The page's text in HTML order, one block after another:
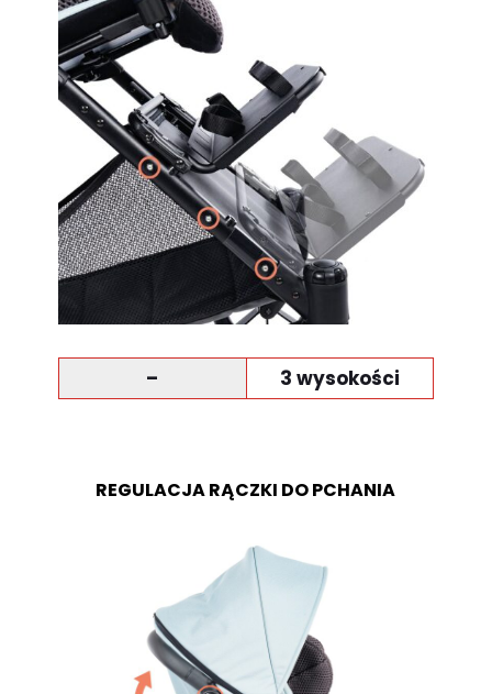
– 3 wysokości
REGULACJA RĄCZKI DO PCHANIA